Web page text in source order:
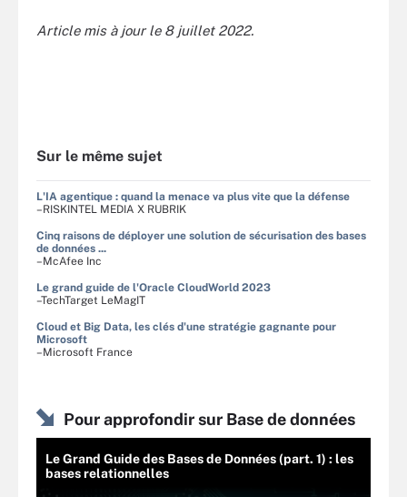
Article mis à jour le 8 juillet 2022.
Sur le même sujet
L'IA agentique : quand la menace va plus vite que la défense
–RISKINTEL MEDIA X RUBRIK
Cinq raisons de déployer une solution de sécurisation des bases
de données ...
–McAfee Inc
Le grand guide de l'Oracle CloudWorld 2023
–TechTarget LeMagIT
Cloud et Big Data, les clés d'une stratégie gagnante pour
Microsoft
–Microsoft France
Pour approfondir sur Base de données
Le Grand Guide des Bases de Données (part. 1) : les
bases relationnelles